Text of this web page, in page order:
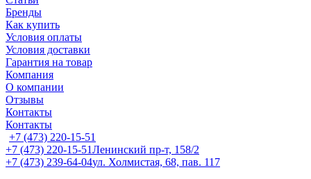
Бренды
Как купить
Условия оплаты
Условия доставки
Гарантия на товар
Компания
О компании
Отзывы
Контакты
Контакты
+7 (473) 220-15-51
+7 (473) 220-15-51Ленинский пр-т, 158/2
+7 (473) 239-64-04ул. Холмистая, 68, пав. 117